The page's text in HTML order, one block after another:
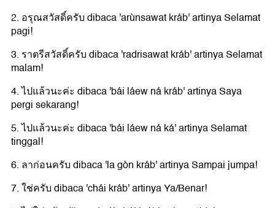
2. อรุณสวัสดิ์ครับ dibaca 'arùnsawat kráb' artinya Selamat
pagi!
3. ราตรีสวัสดิ์ครับ dibaca 'radrisawat kráb' artinya Selamat
malam!
4. ไปแล้วนะค่ะ dibaca 'bái láew ná kráb' artinya Saya
pergi sekarang!
5. ไปแล้วนะค่ะ dibaca 'bái láew ná ká' artinya Selamat
tinggal!
6. ลาก่อนครับ dibaca 'la gòn kráb' artinya Sampai jumpa!
7. ใช่ครับ dibaca 'chái kráb' artinya Ya/Benar!